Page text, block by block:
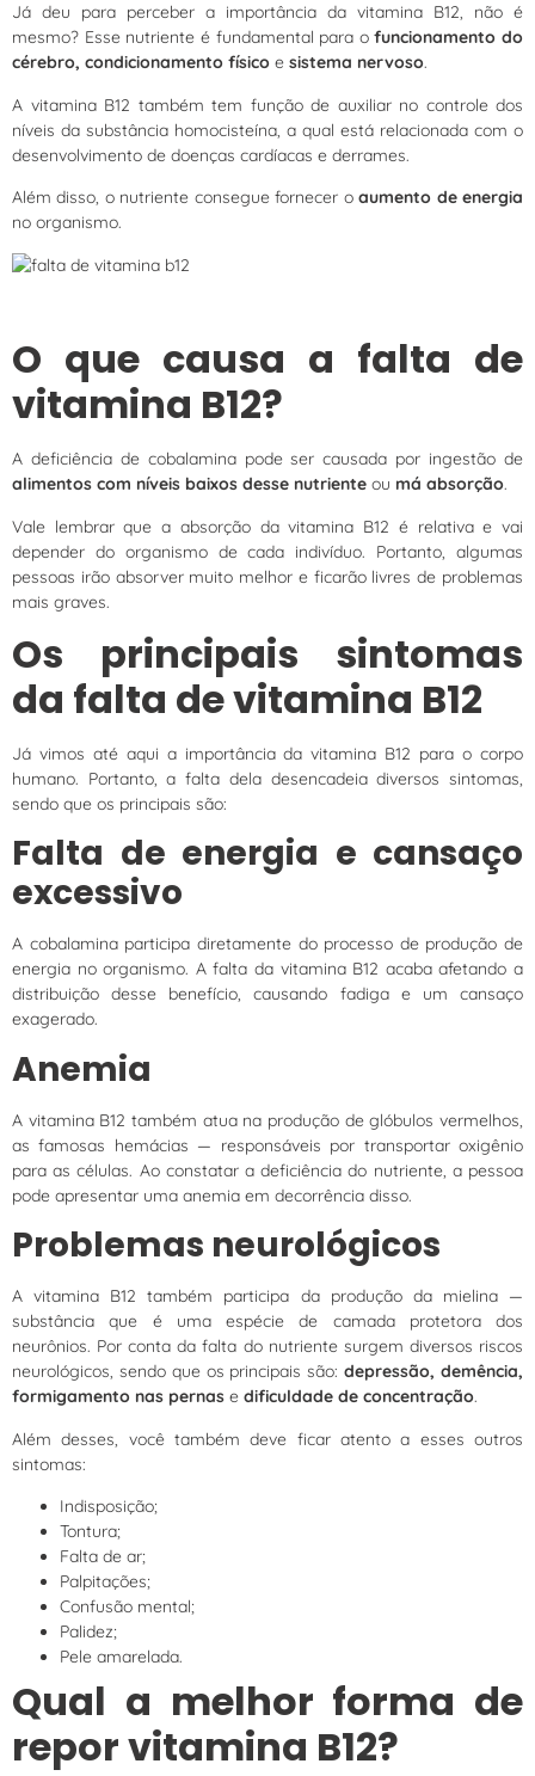
Já deu para perceber a importância da vitamina B12, não é
mesmo? Esse nutriente é fundamental para ofuncionamento do
cérebro, condicionamento físico e sistema nervoso.
A vitamina B12 também tem função de auxiliar no controle dos
níveis da substância homocisteína, a qual está relacionada com o
desenvolvimento de doenças cardíacas e derrames.
Além disso, o nutriente consegue fornecer oaumento de energia
no organismo.
O que causa a falta de
vitamina B12?
A deficiência de cobalamina pode ser causada por ingestão de
alimentos com níveis baixos desse nutriente ou má absorção.
Vale lembrar que a absorção da vitamina B12 é relativa e vai
depender do organismo de cada indivíduo. Portanto, algumas
pessoas irão absorver muito melhor e ficarão livres de problemas
mais graves.
Os principais sintomas
da falta de vitamina B12
Já vimos até aqui a importância da vitamina B12 para o corpo
humano. Portanto, a falta dela desencadeia diversos sintomas,
sendo que os principais são:
Falta de energia e cansaço
excessivo
A cobalamina participa diretamente do processo de produção de
energia no organismo. A falta da vitamina B12 acaba afetando a
distribuição desse benefício, causando fadiga e um cansaço
exagerado.
Anemia
A vitamina B12 também atua na produção de glóbulos vermelhos,
as famosas hemácias — responsáveis por transportar oxigênio
para as células. Ao constatar a deficiência do nutriente, a pessoa
pode apresentar uma anemia em decorrência disso.
Problemas neurológicos
A vitamina B12 também participa da produção da mielina —
substância que é uma espécie de camada protetora dos
neurônios. Por conta da falta do nutriente surgem diversos riscos
neurológicos, sendo que os principais são:depressão, demência,
formigamento nas pernas e dificuldade de concentração.
Além desses, você também deve ficar atento a esses outros
sintomas:
Indisposição;
Tontura;
Falta de ar;
Palpitações;
Confusão mental;
Palidez;
Pele amarelada.
Qual a melhor forma de
repor vitamina B12?